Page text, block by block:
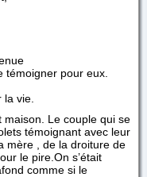
témoigner pour eux.
vie.
Le couple qui se
témoignant avec leur
mère , de la droiture de
le pire.On s’était
comme si le